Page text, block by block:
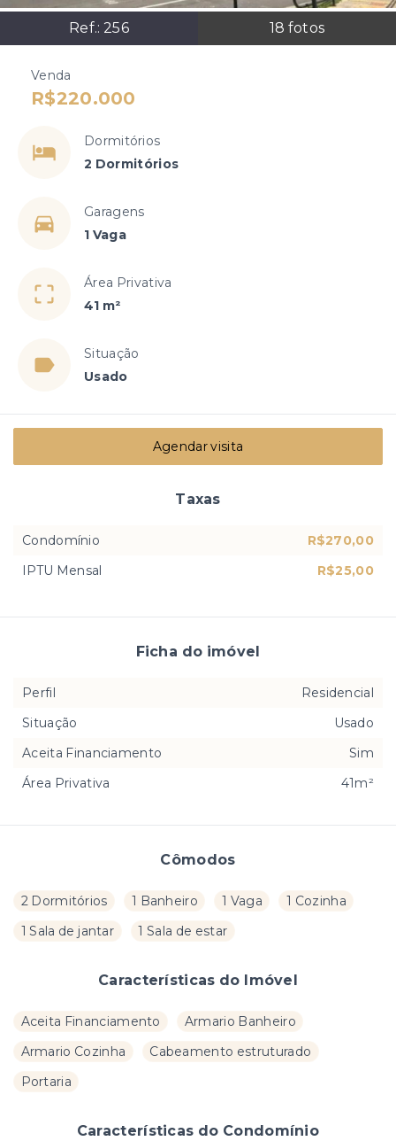
Ref.: 256 18 fotos
Venda
R$220.000
Dormitórios
2 Dormitórios
Garagens
1 Vaga
Área Privativa
41 m²
Situação
Usado
Cômodos
2 Dormitórios 1 Banheiro 1 Vaga
1 Cozinha
1 Sala de jantar
1 Sala de estar
Características do Imóvel
Aceita Financiamento
Armario Banheiro
Armario Cozinha
Cabeamento estruturado
Portaria
Características do Condomínio
Agendar visita
Taxas
Condomínio
R$270,00
IPTU Mensal
R$25,00
Ficha do imóvel
Perfil
Residencial
Situação
Usado
Aceita Financiamento
Sim
Área Privativa
41m²